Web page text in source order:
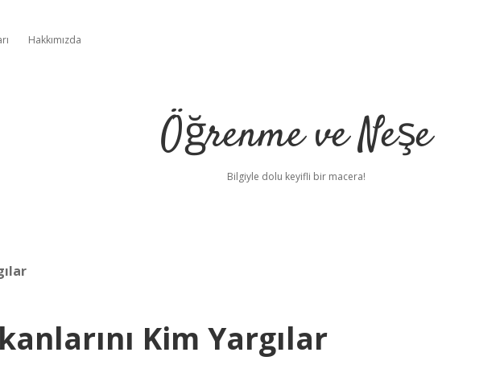
Hakkımızda
Öğrenme ve Neşe
Bilgiyle dolu keyifli bir macera!
Kim Yargılar